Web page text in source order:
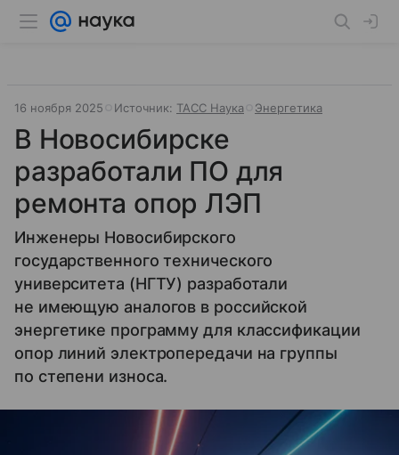
16 ноября 2025 Источник: ТАСС Наука Энергетика
В Новосибирске
разработали ПО для
ремонта опор ЛЭП
Инженеры Новосибирского
государственного технического
университета (НГТУ) разработали
не имеющую аналогов в российской
энергетике программу для классификации
опор линий электропередачи на группы
по степени износа.